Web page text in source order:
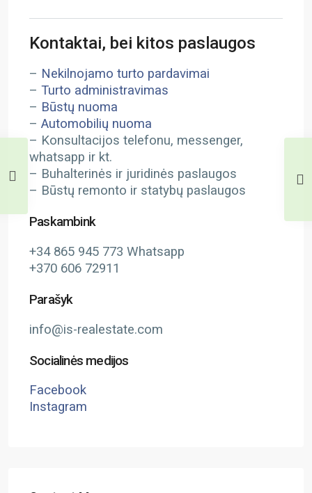
Kontaktai, bei kitos paslaugos
– Nekilnojamo turto pardavimai
– Turto administravimas
– Būstų nuoma
– Automobilių nuoma
– Konsultacijos telefonu, messenger,
whatsapp ir kt.
– Buhalterinės ir juridinės paslaugos
– Būstų remonto ir statybų paslaugos
Paskambink
+34 865 945 773 Whatsapp
+370 606 72911
Parašyk
info@is-realestate.com
Socialinės medijos
Facebook
Instagram